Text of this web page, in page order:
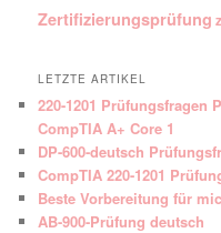
Zertifizierungsprüfung
LETZTE ARTIKEL
220-1201 Prüfungsfragen
CompTIA A+ Core 1
DP-600-deutsch
CompTIA 220-1201
Beste Vorbereitung für
AB-900-Prüfung deutsch